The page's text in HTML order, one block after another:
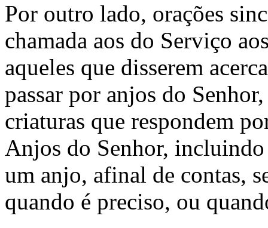
Por outro lado, orações
chamada aos do Serviço
aqueles que disserem
passar por anjos do
criaturas que respondem
Anjos do Senhor, incluindo
um anjo, afinal de contas,
quando é preciso, ou